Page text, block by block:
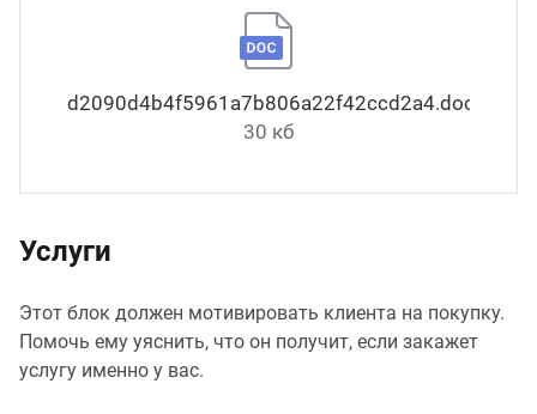
d2090d4b4f5961a7b806a22f42ccd2a4.docx
30 кб
Услуги
Этот блок должен мотивировать клиента на покупку.
Помочь ему уяснить, что он получит, если закажет
услугу именно у вас.